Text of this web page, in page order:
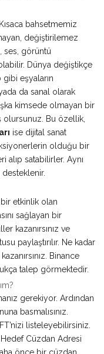
bahsetmemiz
değiştirilemez
ses, görüntü
Dünya değiştikçe
eşyaların
da sanal olarak
kimsede olmayan bir
olursunuz. Bu özellik,
ise dijital sanat
olduğu bir
alıp satabilirler. Aynı
desteklenir.
bir etkinlik olan
sağlayan bir
kazanırsınız ve
paylaştırılır. Ne kadar
Binance
talep görmektedir.
gerekiyor. Ardından
basmalısınız.
listeleyebilirsiniz.
Cüzdan Adresi